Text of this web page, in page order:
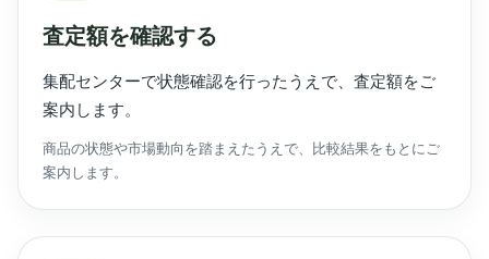
査定額を確認する
集配センターで状態確認を行ったうえで、査定額をご
案内します。
商品の状態や市場動向を踏まえたうえで、比較結果をもとにご
案内します。